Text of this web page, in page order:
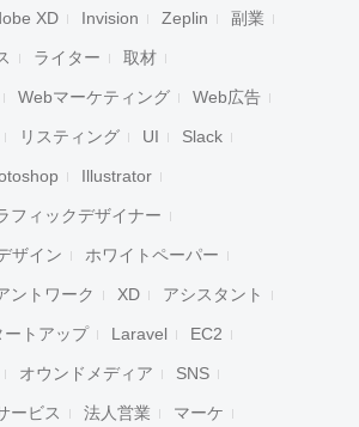
XD Invision Zeplin 副業
ライター 取材
Webマーケティング Web広告
リスティング UI Slack
Illustrator
フィックデザイナー
ザイン ホワイトペーパー
ントワーク XD アシスタント
ートアップ Laravel EC2
オウンドメディア SNS
ービス 法人営業 マーケ